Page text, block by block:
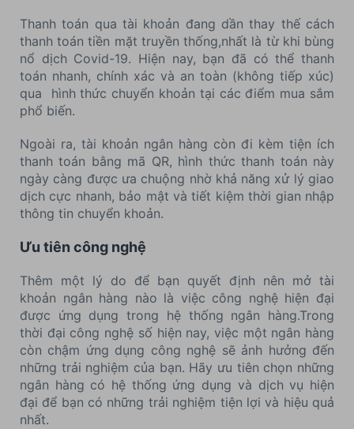
Thanh toán qua tài khoản đang dần thay thế cách
thanh toán tiền mặt truyền thống,nhất là từ khi bùng
nổ dịch Covid-19. Hiện nay, bạn đã có thể thanh
toán nhanh, chính xác và an toàn (không tiếp xúc)
qua hình thức chuyển khoản tại các điểm mua sắm
phổ biến.
Ngoài ra, tài khoản ngân hàng còn đi kèm tiện ích
thanh toán bằng mã QR, hình thức thanh toán này
ngày càng được ưa chuộng nhờ khả năng xử lý giao
dịch cực nhanh, bảo mật và tiết kiệm thời gian nhập
thông tin chuyển khoản.
Ưu tiên công nghệ
Thêm một lý do để bạn quyết định nên mở tài
khoản ngân hàng nào là việc công nghệ hiện đại
được ứng dụng trong hệ thống ngân hàng.Trong
thời đại công nghệ số hiện nay, việc một ngân hàng
còn chậm ứng dụng công nghệ sẽ ảnh hưởng đến
những trải nghiệm của bạn. Hãy ưu tiên chọn những
ngân hàng có hệ thống ứng dụng và dịch vụ hiện
đại để bạn có những trải nghiệm tiện lợi và hiệu quả
nhất.